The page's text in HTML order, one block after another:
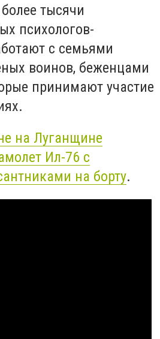
тысячи
психологов-
с семьями
воинов, беженцами
принимают участие
на Луганщине
Ил-76 с
на борту.